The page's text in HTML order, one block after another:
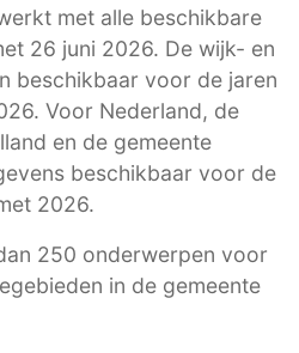
met alle beschikbare
26 juni 2026. De wijk- en
beschikbaar voor de jaren
Voor Nederland, de
en de gemeente
beschikbaar voor de
2026.
250 onderwerpen voor
in de gemeente